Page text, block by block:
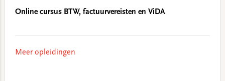
Online cursus BTW, factuurvereisten en ViDA
Meer opleidingen